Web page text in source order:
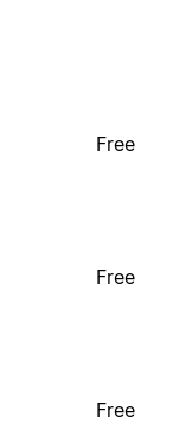
Free
Free
Free